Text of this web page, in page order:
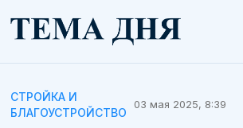
СТРОЙКА И
БЛАГОУСТРОЙСТВО
03 мая 2025, 8:39